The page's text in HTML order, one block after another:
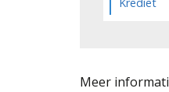
Krediet
Meer